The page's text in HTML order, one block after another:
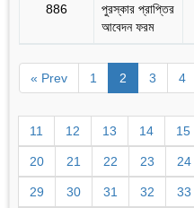
886
পুরস্কার প্রাপ্তির
আবেদন ফরম
« Prev 1 2 3 4
11 12 13 14 15
20 21 22 23 24
29 30 31 32 33